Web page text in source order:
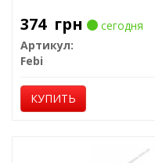
374 грн
сегодня
Артикул:
Febi
КУПИТЬ